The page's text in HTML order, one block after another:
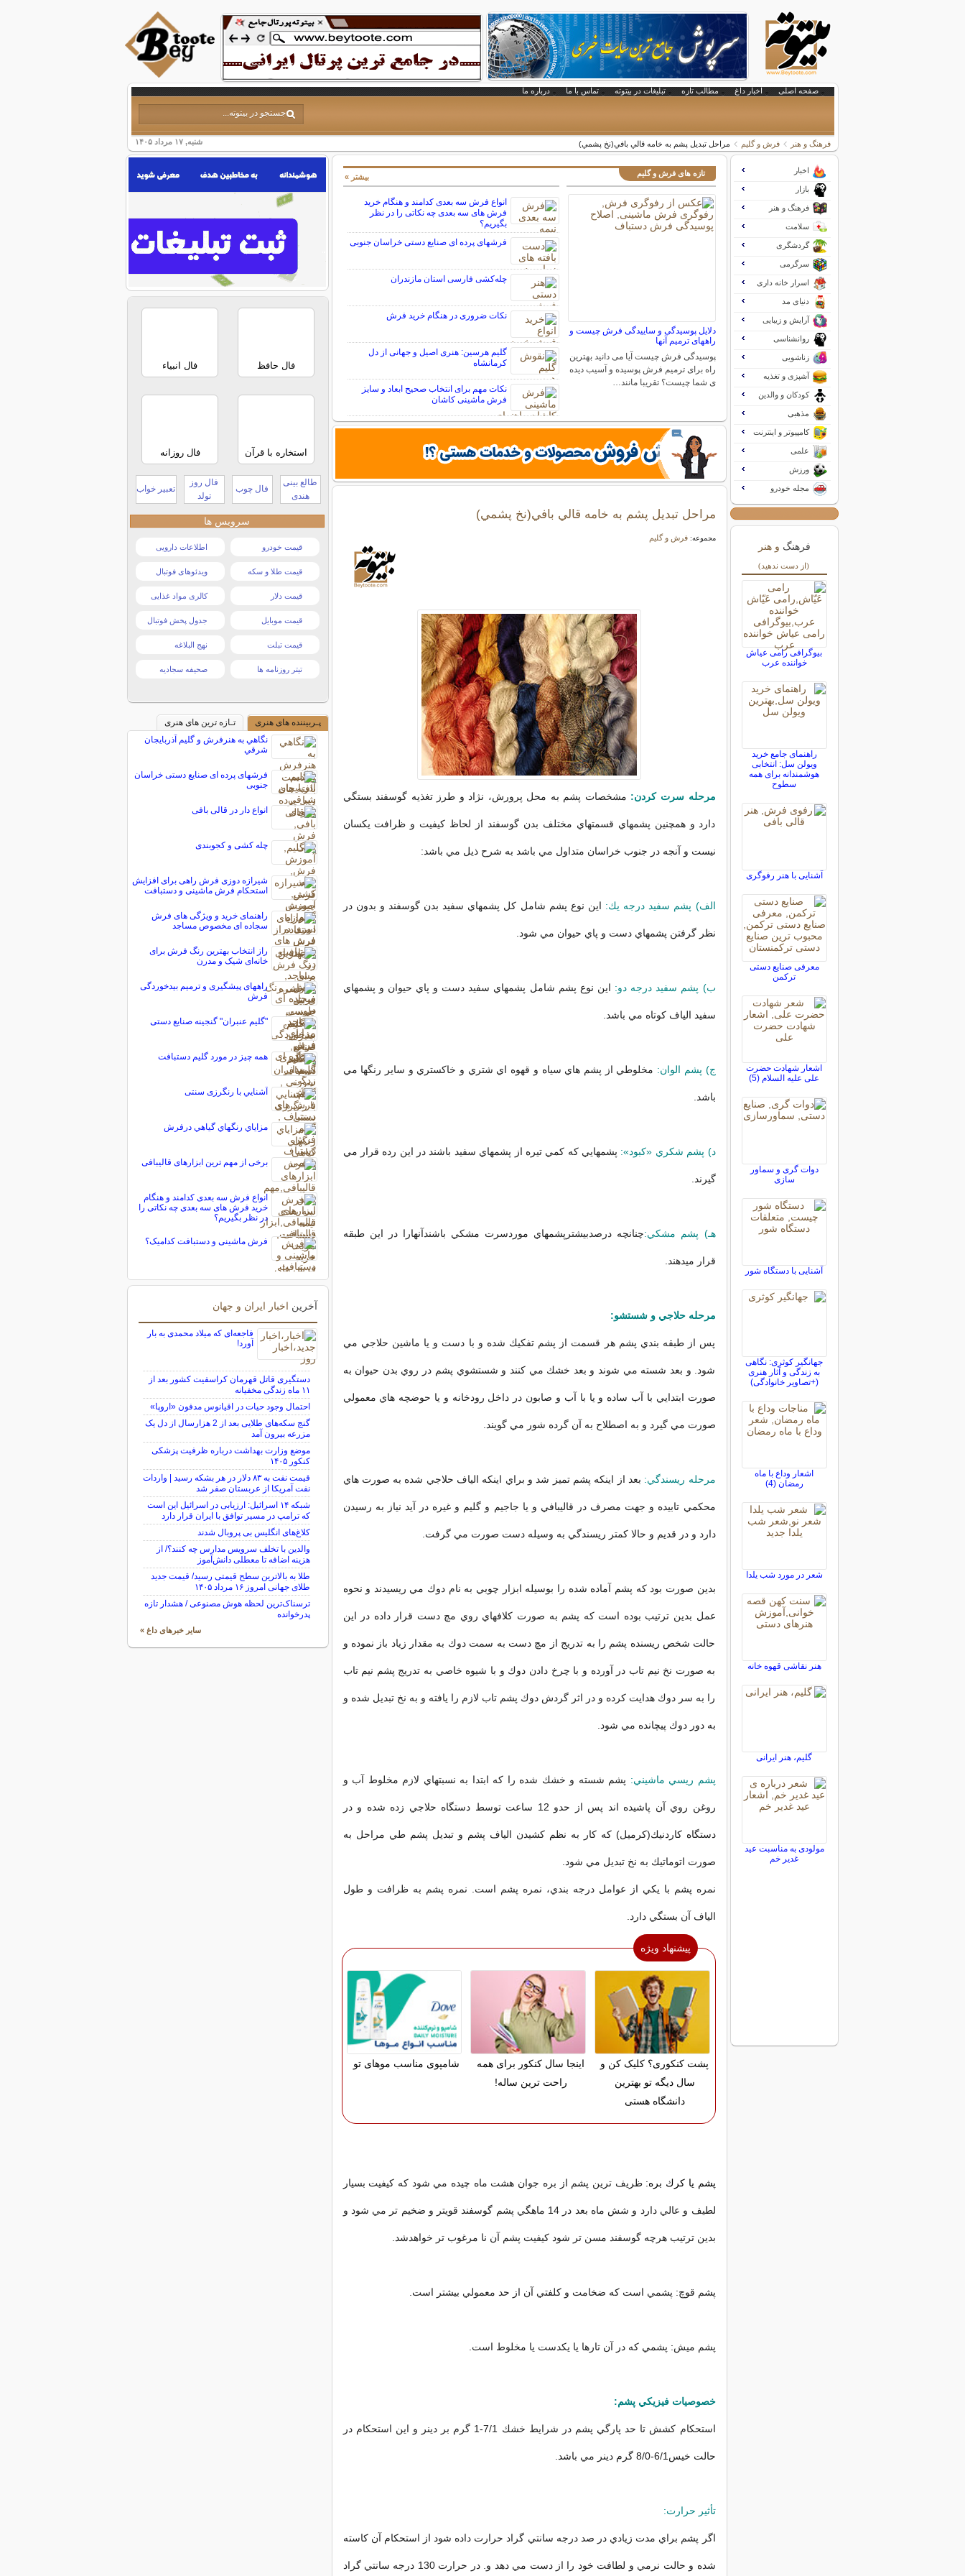
صفحه اصلی اخبار داغ مطالب تازه تبلیغات در بیتوته تماس با ما درباره ما
شنبه, ۱۷ مرداد ۱۴۰۵ فرهنگ و هنر فرش و گلیم مراحل تبديل پشم به خامه قالي بافي(نخ پشمي)
تازه های فرش و گلیم
دلایل پوسیدگی و ساییدگی فرش چیست و
راههای ترمیم آنها
پوسیدگی فرش چیست آیا می دانید بهترین
راه برای ترمیم فرش پوسیده و آسیب دیده
ی شما چیست؟ تقریبا مانند…
انواع فرش سه بعدی کدامند و هنگام خرید
فرش های سه بعدی چه نکاتی را در نظر
بگیریم؟
فرشهای پرده ای صنایع دستی خراسان جنوبی
چله‌كشی فارسی استان مازندران
نکات ضروری در هنگام خرید فرش
گلیم هرسین: هنری اصیل و جهانی از دل
کرمانشاه
نکات مهم برای انتخاب صحیح ابعاد و سایز
فرش ماشینی کاشان
بیشتر »
مراحل تبديل پشم به خامه قالي بافي(نخ پشمي)
مجموعه:فرش و گلیم
مرحله سرت كردن: مشخصات پشم به محل پرورش، نژاد و طرز تغذيه گوسفند بستگي
دارد و همچنين پشمهاي قسمتهاي مختلف بدن گوسفند از لحاظ كيفيت و ظرافت يكسان
نيست و آنجه در جنوب خراسان متداول مي باشد به شرح ذيل مي باشد:
الف) پشم سفيد درجه يك: اين نوع پشم شامل كل پشمهاي سفيد بدن گوسفند و بدون در
نظر گرفتن پشمهاي دست و پاي حيوان مي شود.
ب) پشم سفيد درجه دو: اين نوع پشم شامل پشمهاي سفيد دست و پاي حيوان و پشمهاي
سفيد الياف كوتاه مي باشد.
ج) پشم الوان: مخلوطي از پشم هاي سياه و قهوه اي شتري و خاكستري و ساير رنگها مي
باشد.
د) پشم شكري «كبود»: پشمهايي كه كمي تيره از پشمهاي سفيد باشند در اين رده قرار مي
گيرند.
هـ) پشم مشكي:چنانچه درصدبيشترپشمهاي موردسرت مشكي باشندآنهارا در اين طبقه
قرار ميدهند.
مرحله حلاجي و شستشو:
پس از طبقه بندي پشم هر قسمت از پشم تفكيك شده و با دست و يا ماشين حلاجي مي
شود. و بعد شسته مي شوند و بعد خشك مي كنند و شستشوي پشم در روي بدن حيوان به
صورت ابتدايي با آب ساده و يا با آب و صابون در داخل رودخانه و يا حوضچه هاي معمولي
صورت مي گيرد و به اصطلاح به آن گرده شور مي گويند.
مرحله ريسندگي: بعد از اينكه پشم تميز شد و براي اينكه الياف حلاجي شده به صورت هاي
محكمي تابيده و جهت مصرف در قاليبافي و يا جاجيم و گليم و غيره در آيد نياز به رسيدن
دارد و در قديم و حالا كمتر ريسندگي به وسيله دست صورت مي گرفت.
بدين صورت بود كه پشم آماده شده را بوسيله ابزار چوبي به نام دوك مي ريسيدند و نحوه
عمل بدين ترتيب بوده است كه پشم به صورت كلافهاي روي مچ دست قرار داده در اين
حالت شخص ريسنده پشم را به تدريج از مچ دست به سمت دوك به مقدار زياد باز نموده و
به صورت نخ نيم تاب در آورده و با چرخ دادن دوك و با شيوه خاصي به تدريج پشم نيم تاب
را به سر دوك هدايت كرده و در اثر گردش دوك پشم تاب لازم را يافته و به نخ تبديل شده و
به دور دوك پيچانده مي شود.
پشم ريسي ماشيني: پشم شسته و خشك شده را كه ابتدا به نسبتهاي لازم مخلوط آب و
روغن روي آن پاشيده اند پس از حدو 12 ساعت توسط دستگاه حلاجي زده شده و در
دستگاه كاردنيك(كرميل) كه كار به نظم كشيدن الياف پشم و تبديل پشم طي مراحل به
صورت اتوماتيك به نخ تبديل مي شود.
نمره پشم با يكي از عوامل درجه بندي، نمره پشم است. نمره پشم به ظرافت و طول
الياف آن بستگي دارد.
پیشنهاد ویژه
پشت کنکوری؟ کلیک کن و
سال دیگه تو بهترین
دانشگاه هستی
اینجا سال کنکور برای همه
راحت ترین ساله!
شامپوی مناسب موهای تو
پشم يا كرك بره: ظريف ترين پشم از بره جوان هشت ماه چيده مي شود كه كيفيت بسيار
لطيف و عالي دارد و شش ماه بعد در 14 ماهگي پشم گوسفند قويتر و ضخيم تر مي شود و
بدين ترتيب هرچه گوسفند مسن تر شود كيفيت پشم آن نا مرغوب تر خواهدشد.
پشم قوچ: پشمي است كه ضخامت و كلفتي آن از حد معمولي بيشتر است.
پشم ميش: پشمي كه در آن تارها يا يكدست يا مخلوط است.
خصوصيات فيزيكي پشم:
استحكام كشش تا حد پارگي پشم در شرايط خشك 7/1-1 گرم بر دينر و اين استحكام در
حالت خيس6/1-8/0 گرم دينر مي باشد.
تأثير حرارت:
اگر پشم براي مدت زيادي در صد درجه سانتي گراد حرارت داده شود از استحكام آن كاسته
شده و حالت نرمي و لطافت خود را از دست مي دهد و. در حرارت 130 درجه سانتي گراد
اخبار
بازار
فرهنگ و هنر
سلامت
گردشگری
سرگرمی
اسرار خانه داری
دنیای مد
آرایش و زیبایی
روانشناسی
زناشویی
آشپزی و تغذیه
کودکان و والدین
مذهبی
کامپیوتر و اینترنت
علمی
ورزش
مجله خودرو
فرهنگ و هنر
(از دست ندهید)
بیوگرافی رامی عیاش
خواننده عرب
راهنمای جامع خرید
ویولن سل: انتخابی
هوشمندانه برای همه
سطوح
آشنایی با هنر رفوگری
معرفی صنایع دستی
ترکمن
اشعار شهادت حضرت
علی علیه السلام (5)
دوات گری و سماور
سازی
آشنایی با دستگاه شور
جهانگیر کوثری: نگاهی
به زندگی و آثار هنری
(+تصاویر خانوادگی)
اشعار وداع با ماه
رمضان (4)
شعر در مورد شب یلدا
هنر نقاشی قهوه خانه
گلیم، هنر ایرانی
مولودی به مناسبت عید
غدیر خم
فال حافظ فال انبیاء
استخاره با قرآن فال روزانه
طالع بینی
هندی
فال چوب
فال روز
تولد
تعبیر خواب
سرویس ها
قیمت خودرو اطلاعات دارویی
قیمت طلا و سکه ویدئوهای فوتبال
قیمت دلار کالری مواد غذایی
قیمت موبایل جدول پخش فوتبال
قیمت تبلت نهج البلاغه
تیتر روزنامه ها صحیفه سجادیه
پـربیننده های هنری
تـازه ترین های هنری
نگاهي به هنرفرش و گليم آذربايجان
شرقي
فرشهای پرده ای صنایع دستی خراسان
جنوبی
انواع دار در قالی بافی
چله کشی و کجوبندی
شیرازه دوزی فرش راهی برای افزایش
استحکام فرش ماشینی و دستبافت
راهنمای خرید و ویژگی های فرش
سجاده ای مخصوص مساجد
راز انتخاب بهترین رنگ فرش برای
خانه‌ای شیک و مدرن
راههای پیشگیری و ترمیم بیدخوردگی
فرش
"گلیم عنبران" گنجینه صنایع دستی
همه چیز در مورد گلیم دستبافت
آشنايي با رنگرزی سنتی
مزاياي رنگهاي گياهي درفرش
برخى از مهم ترين ابزارهای قاليبافى
انواع فرش سه بعدی کدامند و هنگام
خرید فرش های سه بعدی چه نکاتی را
در نظر بگیریم؟
فرش ماشینی و دستبافت کدامیک؟
آخرین اخبار ایران و جهان
فاجعه‌ای که میلاد محمدی به بار
آورد!
دستگیری قاتل قهرمان کراسفیت کشور بعد از
۱۱ ماه زندگی مخفیانه
احتمال وجود حیات در اقیانوس مدفون «اروپا»
گنج سکه‌های طلایی بعد از 2 هزارسال از دل یک
مزرعه بیرون آمد
موضع وزارت بهداشت درباره ظرفیت پزشکی
کنکور ۱۴۰۵
قیمت نفت به ۸۳ دلار در هر بشکه رسید | واردات
نفت آمریکا از عربستان صفر شد
شبکه ۱۴ اسرائیل: ارزیابی در اسرائیل این است
که ترامپ در مسیر توافق با ایران قرار دارد
کلاغ‌های انگلیس بی پروبال شدند
والدین با تخلف سرویس مدارس چه کنند؟/ از
هزینه اضافه تا معطلی دانش‌آموز
طلا به بالاترین سطح قیمتی رسید/ قیمت جدید
طلای جهانی امروز ۱۶ مرداد ۱۴۰۵
ترسناک‌ترین لحظه هوش مصنوعی / هشدار تازه
پدرخوانده
سایر خبرهای داغ »